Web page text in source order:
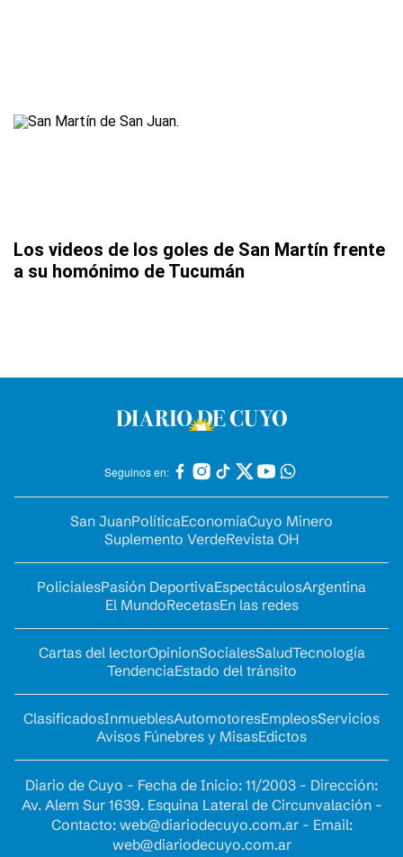
Los videos de los goles de San Martín frente
a su homónimo de Tucumán
Seguinos en:
San JuanPolíticaEconomíaCuyo Minero
Suplemento VerdeRevista OH
PolicialesPasión DeportivaEspectáculosArgentina
El MundoRecetasEn las redes
Cartas del lectorOpinionSocialesSaludTecnología
TendenciaEstado del tránsito
ClasificadosInmueblesAutomotoresEmpleosServicios
Avisos Fúnebres y MisasEdictos
Diario de Cuyo - Fecha de Inicio: 11/2003 - Dirección:
Av. Alem Sur 1639. Esquina Lateral de Circunvalación -
Contacto: web@diariodecuyo.com.ar- Email:
web@diariodecuyo.com.ar